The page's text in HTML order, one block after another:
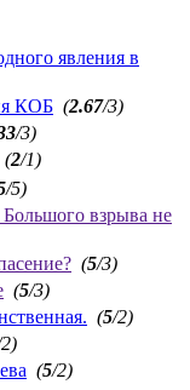
явления в
КОБ (2.67/3)
/3)
(2/1)
/5)
взрыва не
(5/3)
(5/3)
(5/2)
(5/2)